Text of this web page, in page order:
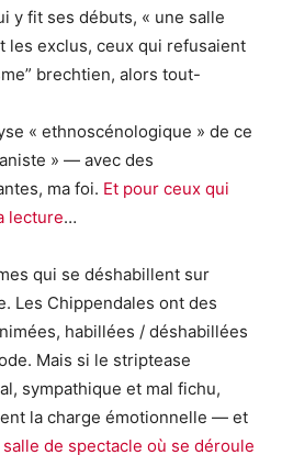
y fit ses débuts, « une salle
les exclus, ceux qui refusaient
brechtien, alors tout-
« ethnoscénologique » de ce
» — avec des
ma foi. Et pour ceux qui
lecture…
qui se déshabillent sur
Les Chippendales ont des
habillées / déshabillées
Mais si le striptease
sympathique et mal fichu,
la charge émotionnelle — et
salle de spectacle où se déroule